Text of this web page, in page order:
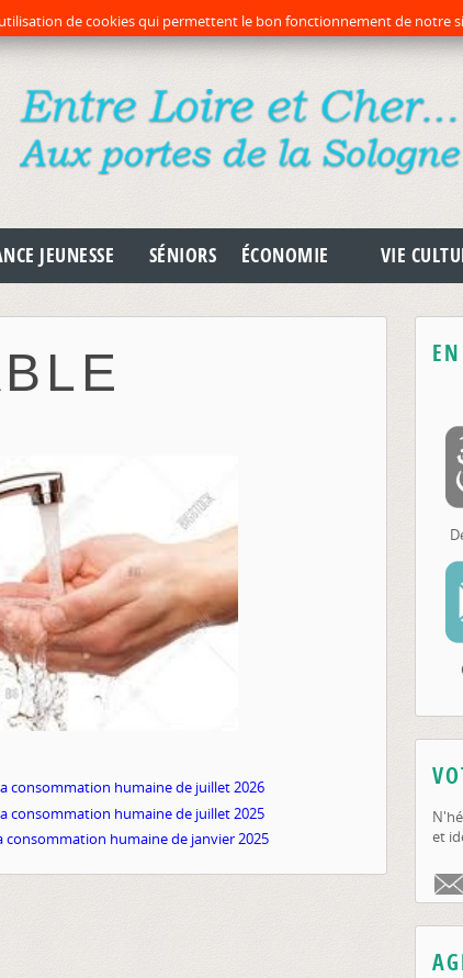
JEUNESSE SÉNIORS ÉCONOMIE VIE
consommation humaine de juillet 2026
consommation humaine de juillet 2025
consommation humaine de janvier 2025
et
de cookies qui permettent le bon fonctionnement de notre